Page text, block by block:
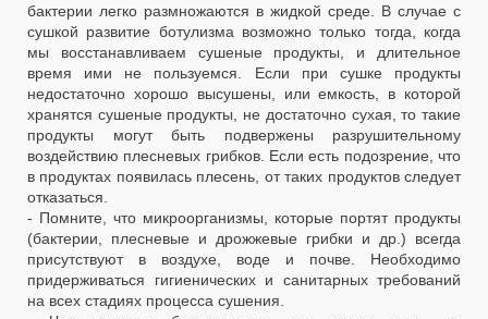
бактерии легко размножаются в жидкой среде. В случае с
сушкой развитие ботулизма возможно только тогда, когда
мы восстанавливаем сушеные продукты, и длительное
время ими не пользуемся. Если при сушке продукты
недостаточно хорошо высушены, или емкость, в которой
хранятся сушеные продукты, не достаточно сухая, то такие
продукты могут быть подвержены разрушительному
воздействию плесневых грибков. Если есть подозрение, что
в продуктах появилась плесень, от таких продуктов следует
отказаться.
- Помните, что микроорганизмы, которые портят продукты
(бактерии, плесневые и дрожжевые грибки и др.) всегда
присутствуют в воздухе, воде и почве. Необходимо
придерживаться гигиенических и санитарных требований
на всех стадиях процесса сушения.